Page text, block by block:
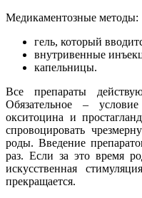
Медикаментозные методы:
гель, который
внутривенные
капельницы.
Все препараты
Обязательное –
окситоцина и
спровоцировать
роды. Введение
раз. Если за это время
искусственная
прекращается.